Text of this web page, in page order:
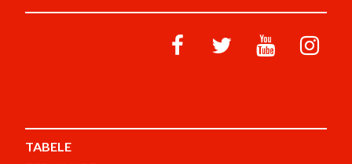
TABELE